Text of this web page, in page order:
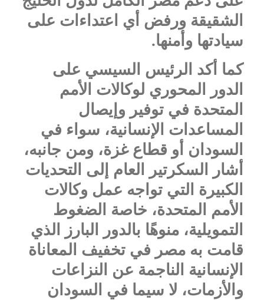
الشقيقة ورفض أي اعتداءات على
سيادتها وأمنها.
كما أكد الرئيس السيسي على
الدور المحوري لوكالات الأمم
المتحدة في توفير وإيصال
المساعدات الإنسانية، سواء في
السودان أو قطاع غزة، ومن جانبه،
أشار السكرتير العام إلى التحديات
الكبيرة التي تواجه عمل وكالات
الأمم المتحدة، خاصة الضغوط
التمويلية، منوهًا بالدور البارز الذي
قامت به مصر في تخفيف المعاناة
الإنسانية الناجمة عن النزاعات
والأزمات، لا سيما في السودان